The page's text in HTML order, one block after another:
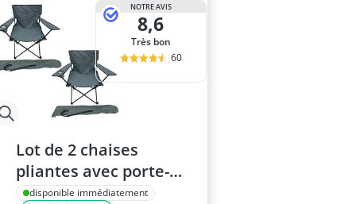
NOTRE AVIS
8,6
Très bon
60
Lot de 2 chaises
pliantes avec porte-
gobelet - Gris foncé
disponible immédiatement